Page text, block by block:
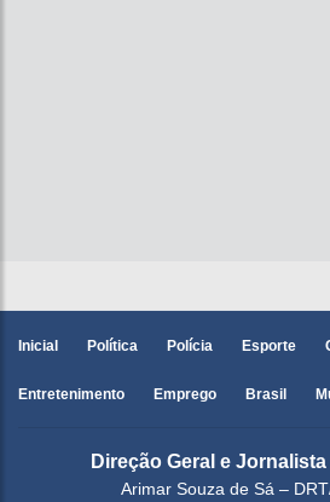
Inicial Política Polícia Esporte
Entretenimento Emprego Brasil
Direção Geral e
Arimar Souza de Sá –